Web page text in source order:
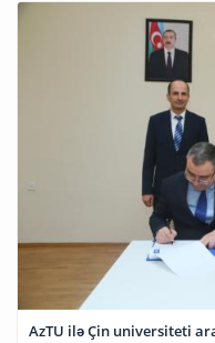
AzTU ilə Çin universiteti